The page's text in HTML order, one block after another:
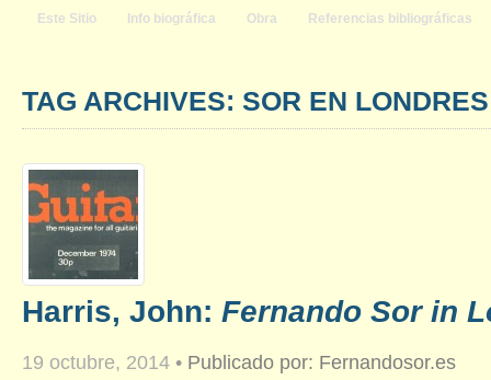
Este Sitio Info biográfica Obra Referencias bibliográficas
TAG ARCHIVES: SOR EN LONDRES
Harris, John: Fernando Sor in
19 octubre, 2014 • Publicado por: Fernandosor.es